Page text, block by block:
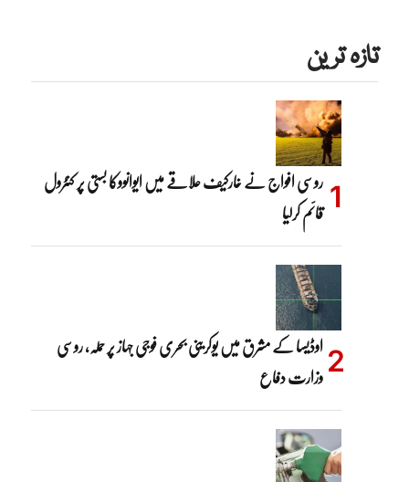
تازہ ترین
روسی افواج نے خارکیف علاقے میں ایوانووکا بستی پر کنٹرول
قائم کرلیا
اوڈیسا کے مشرق میں یوکرینی بحری فوجی جہاز پر حملہ، روسی
وزارت دفاع